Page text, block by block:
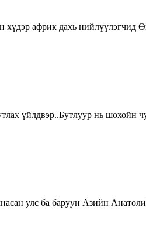
африк дахь
үйлдвэр..Бутлуур нь
улс ба баруун Азийн